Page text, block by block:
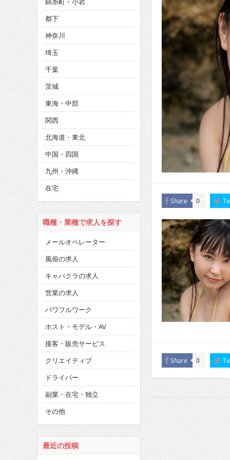
CINEMA×STYLE 286号
CINEMA×STYLE 285号
CINEMA×STYLE 294号
Share 0
Share 0
都下
神奈川
埼玉
千葉
茨城
東海・中部
関西
北海道・東北
中国・四国
九州・沖縄
在宅
職種・業種で求人を探す
メールオペレーター
風俗の求人
キャバクラの求人
営業の求人
パワフルワーク
ホスト・モデル・AV
接客・販売サービス
クリエイティブ
ドライバー
副業・在宅・独立
その他
最近の投稿